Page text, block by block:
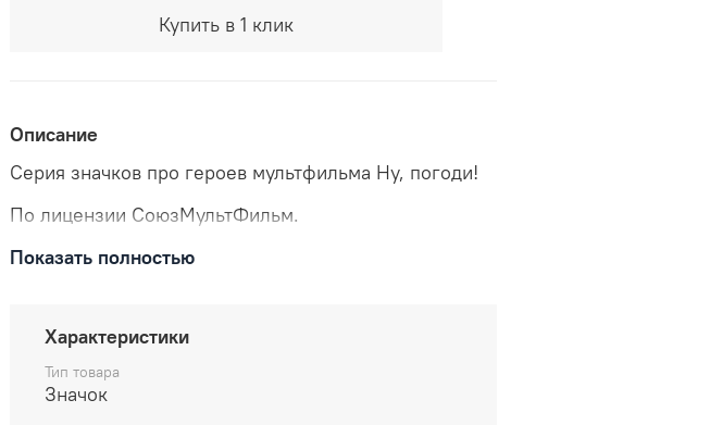
Купить в 1 клик
Описание
Серия значков про героев мультфильма Ну, погоди!
По лицензии СоюзМультФильм.
Показать полностью
Характеристики
Тип товара
Значок